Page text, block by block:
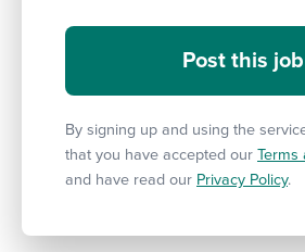
By signing up and using the
that you have accepted our Terms
and have read our Privacy Policy.